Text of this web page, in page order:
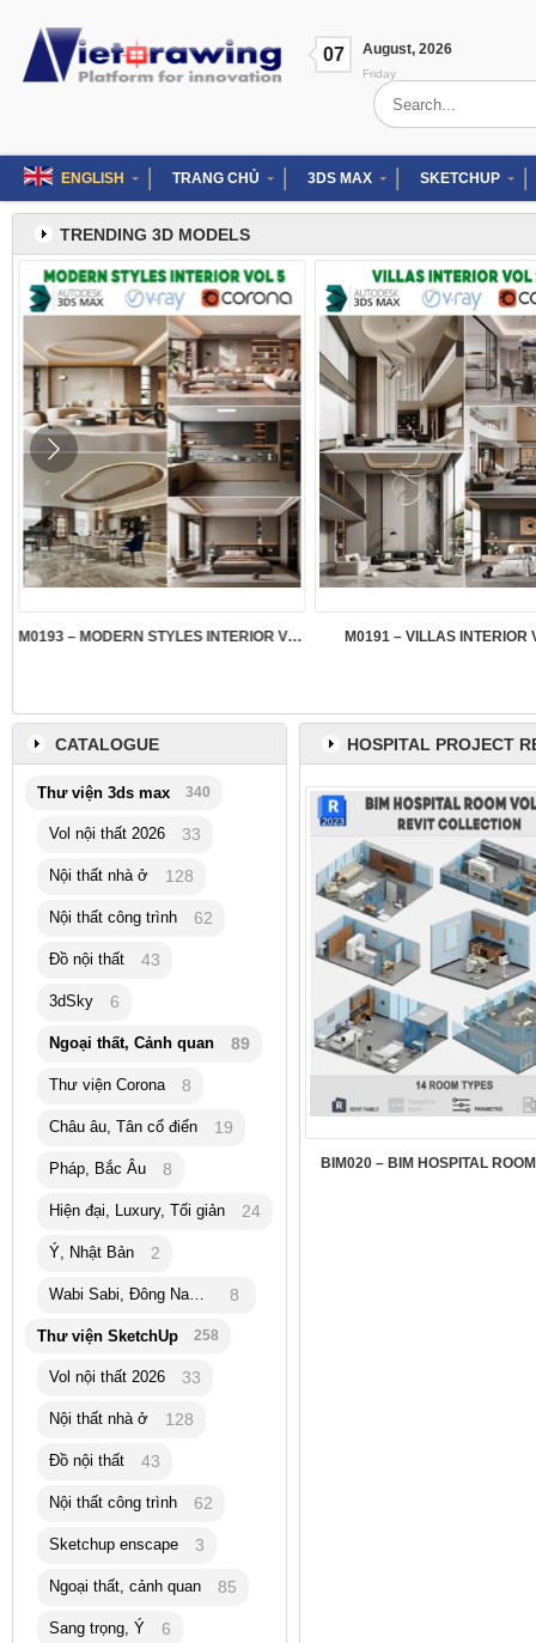
content
07 August, 2026
Friday
Search
for:
ENGLISH TRANG CHỦ 3DS MAX SKETCHUP
TRENDING 3D MODELS
M0193 – MODERN STYLES INTERIOR VOL.5 M0191 – VILLAS INTERIOR
HOSPITAL PROJECT
BIM020 – BIM HOSPITAL
CATALOGUE
Thư viện 3ds max 340
Vol nội thất 2026 33
Nội thất nhà ở 128
Nội thất công trình 62
Đồ nội thất 43
3dSky 6
Ngoại thất, Cảnh quan 89
Thư viện Corona 8
Châu âu, Tân cổ điển 19
Pháp, Bắc Âu 8
Hiện đại, Luxury, Tối giản 24
Ý, Nhật Bản 2
Wabi Sabi, Đông Nam Á 8
Thư viện SketchUp 258
Vol nội thất 2026 33
Nội thất nhà ở 128
Đồ nội thất 43
Nội thất công trình 62
Sketchup enscape 3
Ngoại thất, cảnh quan 85
Sang trọng, Ý 6